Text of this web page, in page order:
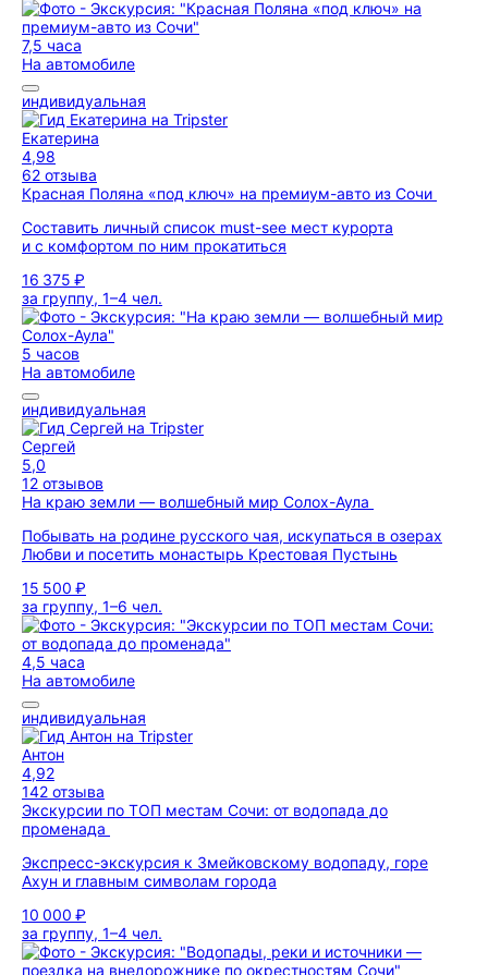
7,5 часа
На автомобиле
индивидуальная
Екатерина
4,98
62 отзыва
Красная Поляна «под ключ» на премиум-авто из Сочи
Составить личный список must-see мест курорта
и с комфортом по ним прокатиться
16 375 ₽
за группу, 1–4 чел.
5 часов
На автомобиле
индивидуальная
Сергей
5,0
12 отзывов
На краю земли — волшебный мир Солох-Аула
Побывать на родине русского чая, искупаться в озерах
Любви и посетить монастырь Крестовая Пустынь
15 500 ₽
за группу, 1–6 чел.
4,5 часа
На автомобиле
индивидуальная
Антон
4,92
142 отзыва
Экскурсии по ТОП местам Сочи: от водопада до
променада
Экспресс-экскурсия к Змейковскому водопаду, горе
Ахун и главным символам города
10 000 ₽
за группу, 1–4 чел.